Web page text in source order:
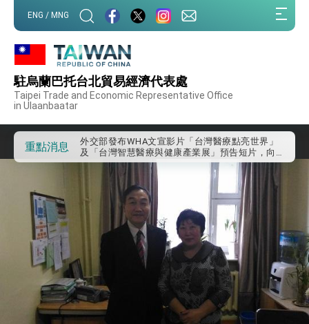
ENG / MNG
駐烏蘭巴托台北貿易經濟代表處
Taipei Trade and Economic Representative Office
in Ulaanbaatar
重點消息
外交部重要言論
我國政府將在美國亞利桑納州設立「駐鳳凰城辦
事處」，進一步深化台美交流合作
經驗為亞太醫療照護發展開創新里程碑
外交部發布WHA文宣影片「台灣醫療點亮世界」
及「台灣智慧醫療與健康產業展」預告短片，向
世界展現台灣守護全球健康的創新能量
總統出訪史瓦帝尼返國談話 強調臺灣人有權利
走向世界 盼與理念相近國家共同維護國際秩序
堅定走向世界 賴總統抵達史瓦帝尼王國進行國是
總統與五院院長新春茶敘 盼化分歧為團結、為
國家邁出合作第一步
總統農曆春節談話
台美貿易協議完成簽署達成6大目標、創5大歷史
性突破 總統強調將以3大面向加速臺灣經濟轉型
升級 籲請立院全力支持並盡速通過
臺美簽署「對等貿易協定」確立對等關稅15%且不
疊加 我輸美2072項產品豁免對等關稅